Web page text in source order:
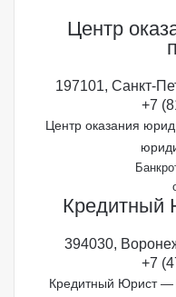
Центр
197101, Санкт-
+7
Центр оказания
Кредитный
394030,
+7
Кредитный Юрист —